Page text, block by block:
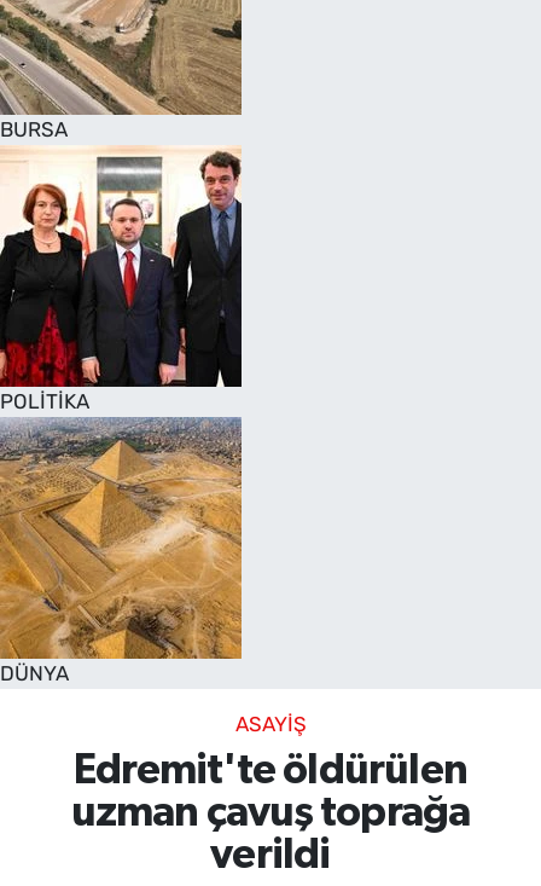
BURSA
POLİTİKA
DÜNYA
ASAYİŞ
Edremit'te öldürülen
uzman çavuş toprağa
verildi
SAĞLIK
TV REHBERİ